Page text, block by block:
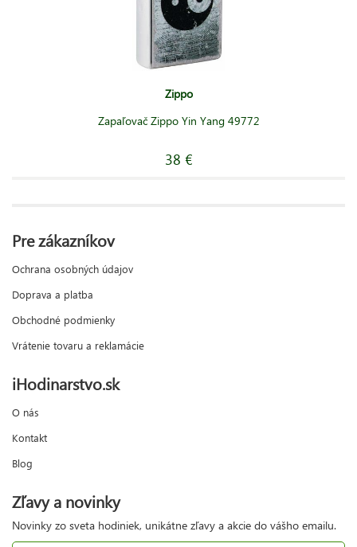
Zippo
Zapaľovač Zippo Yin Yang 49772
38 €
Pre zákazníkov
Ochrana osobných údajov
Doprava a platba
Obchodné podmienky
Vrátenie tovaru a reklamácie
iHodinarstvo.sk
O nás
Kontakt
Blog
Zľavy a novinky
Novinky zo sveta hodiniek, unikátne zľavy a akcie do vášho emailu.